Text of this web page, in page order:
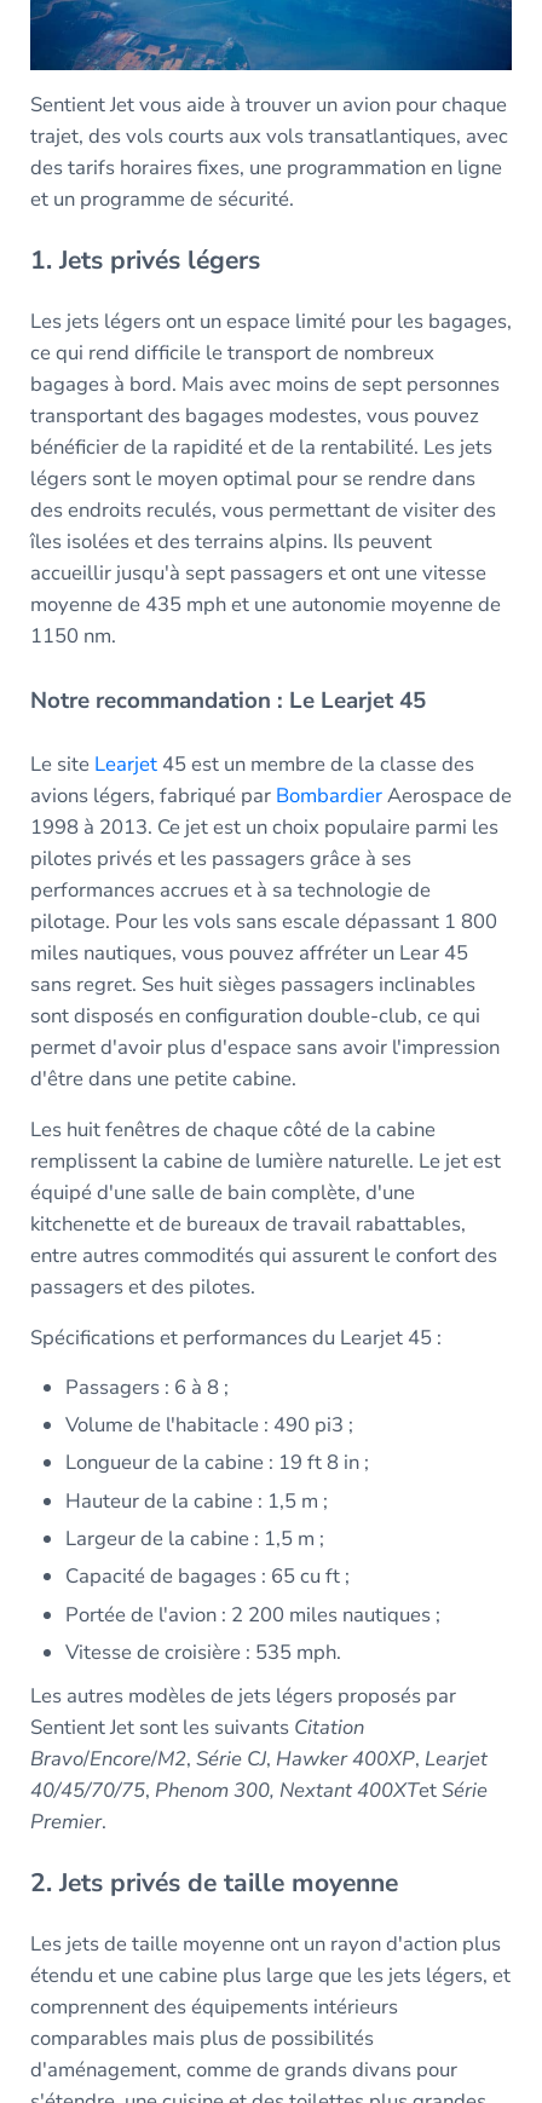
Sentient Jet vous aide à trouver un avion pour chaque
trajet, des vols courts aux vols transatlantiques, avec
des tarifs horaires fixes, une programmation en ligne
et un programme de sécurité.
1. Jets privés légers
Les jets légers ont un espace limité pour les bagages,
ce qui rend difficile le transport de nombreux
bagages à bord. Mais avec moins de sept personnes
transportant des bagages modestes, vous pouvez
bénéficier de la rapidité et de la rentabilité. Les jets
légers sont le moyen optimal pour se rendre dans
des endroits reculés, vous permettant de visiter des
îles isolées et des terrains alpins. Ils peuvent
accueillir jusqu'à sept passagers et ont une vitesse
moyenne de 435 mph et une autonomie moyenne de
1150 nm.
Notre recommandation : Le Learjet 45
Le site Learjet45 est un membre de la classe des
avions légers, fabriqué par BombardierAerospace de
1998 à 2013. Ce jet est un choix populaire parmi les
pilotes privés et les passagers grâce à ses
performances accrues et à sa technologie de
pilotage. Pour les vols sans escale dépassant 1 800
miles nautiques, vous pouvez affréter un Lear 45
sans regret. Ses huit sièges passagers inclinables
sont disposés en configuration double-club, ce qui
permet d'avoir plus d'espace sans avoir l'impression
d'être dans une petite cabine.
Les huit fenêtres de chaque côté de la cabine
remplissent la cabine de lumière naturelle. Le jet est
équipé d'une salle de bain complète, d'une
kitchenette et de bureaux de travail rabattables,
entre autres commodités qui assurent le confort des
passagers et des pilotes.
Spécifications et performances du Learjet 45 :
Passagers : 6 à 8 ;
Volume de l'habitacle : 490 pi3 ;
Longueur de la cabine : 19 ft 8 in ;
Hauteur de la cabine : 1,5 m ;
Largeur de la cabine : 1,5 m ;
Capacité de bagages : 65 cu ft ;
Portée de l'avion : 2 200 miles nautiques ;
Vitesse de croisière : 535 mph.
Les autres modèles de jets légers proposés par
Sentient Jet sont les suivants Citation
Bravo/Encore/M2, Série CJ, Hawker 400XP, Learjet
40/45/70/75, Phenom 300, Nextant 400XTetSérie
Premier.
2. Jets privés de taille moyenne
Les jets de taille moyenne ont un rayon d'action plus
étendu et une cabine plus large que les jets légers, et
comprennent des équipements intérieurs
comparables mais plus de possibilités
d'aménagement, comme de grands divans pour